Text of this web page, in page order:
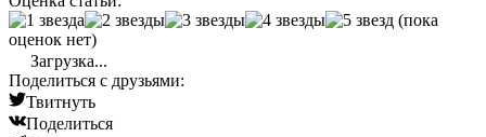
(пока
оценок нет)
Загрузка...
Поделиться с друзьями:
Твитнуть
Поделиться